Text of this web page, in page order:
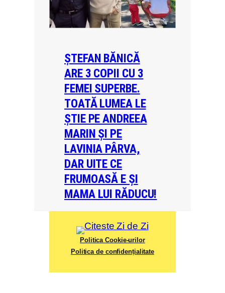
ȘTEFAN BĂNICĂ
ARE 3 COPII CU 3
FEMEI SUPERBE.
TOATĂ LUMEA LE
ȘTIE PE ANDREEA
MARIN ȘI PE
LAVINIA PÂRVA,
DAR UITE CE
FRUMOASĂ E ȘI
MAMA LUI RĂDUCU!
Politica Cookie-urilor
Politica de confidențialitate